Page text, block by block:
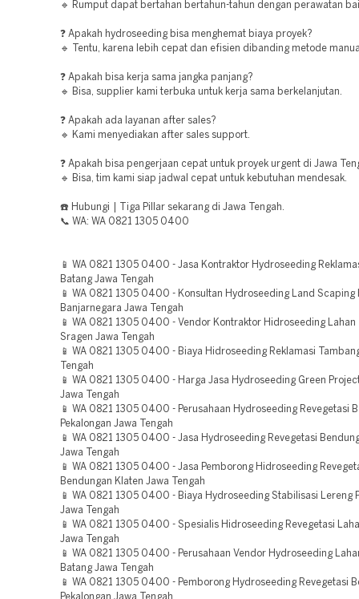
🔹 Rumput dapat bertahan bertahun-tahun dengan perawatan
❓ Apakah hydroseeding bisa menghemat biaya proyek?
🔹 Tentu, karena lebih cepat dan efisien dibanding metode
❓ Apakah bisa kerja sama jangka panjang?
🔹 Bisa, supplier kami terbuka untuk kerja sama berkelanjutan.
❓ Apakah ada layanan after sales?
🔹 Kami menyediakan after sales support.
❓ Apakah bisa pengerjaan cepat untuk proyek urgent di Jawa
🔹 Bisa, tim kami siap jadwal cepat untuk kebutuhan mendesak.
☎️ Hubungi | Tiga Pillar sekarang di Jawa Tengah.
📞 WA: WA 0821 1305 0400
📱 WA 0821 1305 0400 - Jasa Kontraktor Hydroseeding
Batang Jawa Tengah
📱 WA 0821 1305 0400 - Konsultan Hydroseeding Land Scaping
Banjarnegara Jawa Tengah
📱 WA 0821 1305 0400 - Vendor Kontraktor Hidroseeding Lahan
Sragen Jawa Tengah
📱 WA 0821 1305 0400 - Biaya Hidroseeding Reklamasi
Tengah
📱 WA 0821 1305 0400 - Harga Jasa Hydroseeding Green
Jawa Tengah
📱 WA 0821 1305 0400 - Perusahaan Hydroseeding Revegetasi
Pekalongan Jawa Tengah
📱 WA 0821 1305 0400 - Jasa Hydroseeding Revegetasi
Jawa Tengah
📱 WA 0821 1305 0400 - Jasa Pemborong Hidroseeding
Bendungan Klaten Jawa Tengah
📱 WA 0821 1305 0400 - Biaya Hydroseeding Stabilisasi Lereng
Jawa Tengah
📱 WA 0821 1305 0400 - Spesialis Hidroseeding Revegetasi
Jawa Tengah
📱 WA 0821 1305 0400 - Perusahaan Vendor Hydroseeding
Batang Jawa Tengah
📱 WA 0821 1305 0400 - Pemborong Hydroseeding Revegetasi
Pekalongan Jawa Tengah